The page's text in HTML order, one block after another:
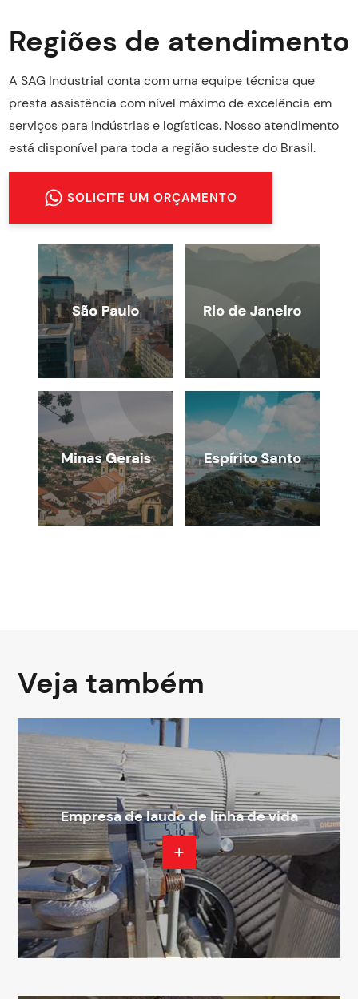
Regiões de atendimento
A SAG Industrial conta com uma equipe técnica que
presta assistência com nível máximo de excelência em
serviços para indústrias e logísticas. Nosso atendimento
está disponível para toda a região sudeste do Brasil.
SOLICITE UM ORÇAMENTO
Veja também
Empresa de laudo de linha de vida